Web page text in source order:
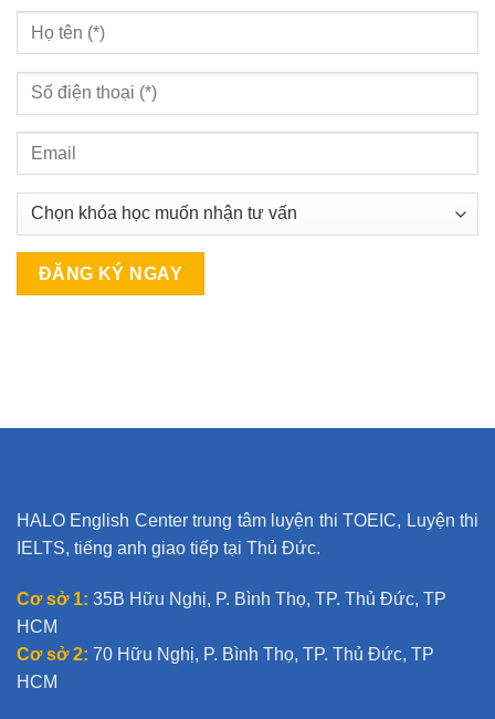
HALO English Center trung tâm luyện thi TOEIC, Luyện thi
IELTS, tiếng anh giao tiếp tại Thủ Đức.
Cơ sở 1: 35B Hữu Nghị, P. Bình Thọ, TP. Thủ Đức, TP
HCM
Cơ sở 2: 70 Hữu Nghị, P. Bình Thọ, TP. Thủ Đức, TP
HCM